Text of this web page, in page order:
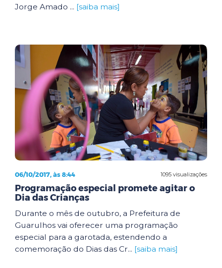
Jorge Amado ... [saiba mais]
1095 visualizações
06/10/2017, às 8:44
Programação especial promete agitar o
Dia das Crianças
Durante o mês de outubro, a Prefeitura de
Guarulhos vai oferecer uma programação
especial para a garotada, estendendo a
comemoração do Dias das Cr... [saiba mais]